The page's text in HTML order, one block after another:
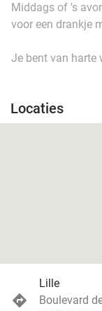
Middags of 's
voor een drankje
Je bent van harte
Locaties
Lille
Boulevard